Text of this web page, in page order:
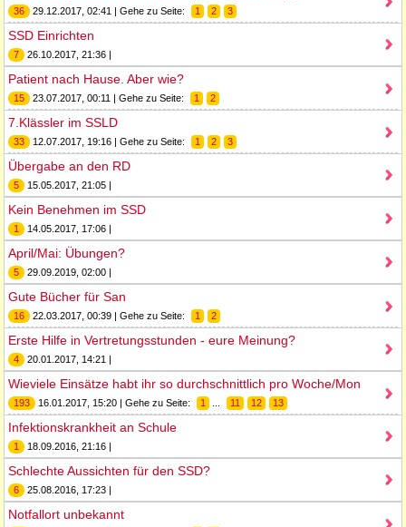
36 29.12.2017, 02:41 | Gehe zu Seite: 1 2 3
SSD Einrichten
7 26.10.2017, 21:36 |
Patient nach Hause. Aber wie?
15 23.07.2017, 00:11 | Gehe zu Seite: 1 2
7.Klässler im SSLD
33 12.07.2017, 19:16 | Gehe zu Seite: 1 2 3
Übergabe an den RD
5 15.05.2017, 21:05 |
Kein Benehmen im SSD
1 14.05.2017, 17:06 |
April/Mai: Übungen?
5 29.09.2019, 02:00 |
Gute Bücher für San
16 22.03.2017, 00:39 | Gehe zu Seite: 1 2
Erste Hilfe in Vertretungsstunden - eure Meinung?
4 20.01.2017, 14:21 |
Wieviele Einsätze habt ihr so durchschnittlich pro Woche/Mon
193 16.01.2017, 15:20 | Gehe zu Seite: 1 11 12 13
Infektionskrankheit an Schule
1 18.09.2016, 21:16 |
Schlechte Aussichten für den SSD?
6 25.08.2016, 17:23 |
Notfallort unbekannt